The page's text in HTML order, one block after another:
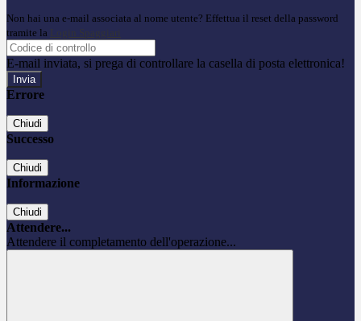
Non hai una e-mail associata al nome utente? Effettua il reset della password
tramite la Login Spaggiari
E-mail inviata, si prega di controllare la casella di posta elettronica!
Errore
Chiudi
Successo
Chiudi
Informazione
Chiudi
Attendere...
Attendere il completamento dell'operazione...